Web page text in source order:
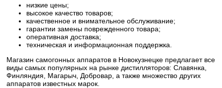
низкие цены;
высокое качество товаров;
качественное и внимательное обслуживание;
гарантии замены поврежденного товара;
оперативная доставка;
техническая и информационная поддержка.
Магазин самогонных аппаратов в Новокузнецке предлагает все
виды самых популярных на рынке дистилляторов: Славянка,
Финляндия, Магарыч, Добровар, а также множество других
аппаратов известных марок.